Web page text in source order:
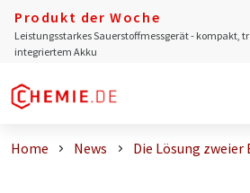
Produkt der Woche
Leistungsstarkes Sauerstoffmessgerät - kompakt,
integriertem Akku
Home News Die Lösung